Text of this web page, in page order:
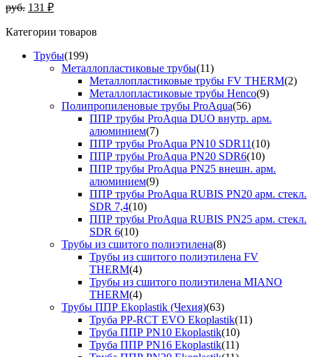
руб. 131 ₽
Категории товаров
Трубы(199)
Металлопластиковые трубы(11)
Металлопластиковые трубы FV THERM(2)
Металлопластиковые трубы Henco(9)
Полипропиленовые трубы ProAqua(56)
ППР трубы ProAqua DUO внутр. арм.
алюминием(7)
ППР трубы ProAqua PN10 SDR11(10)
ППР трубы ProAqua PN20 SDR6(10)
ППР трубы ProAqua PN25 внешн. арм.
алюминием(9)
ППР трубы ProAqua RUBIS PN20 арм. стекл.
SDR 7,4(10)
ППР трубы ProAqua RUBIS PN25 арм. стекл.
SDR 6(10)
Трубы из сшитого полиэтилена(8)
Трубы из сшитого полиэтилена FV
THERM(4)
Трубы из сшитого полиэтилена MIANO
THERM(4)
Трубы ППР Ekoplastik (Чехия)(63)
Труба PP-RCT EVO Ekoplastik(11)
Труба ППР PN10 Ekoplastik(10)
Труба ППР PN16 Ekoplastik(11)